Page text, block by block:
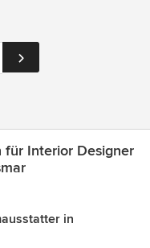
Interior Designer
in